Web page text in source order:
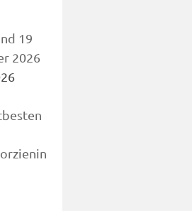
19
2026